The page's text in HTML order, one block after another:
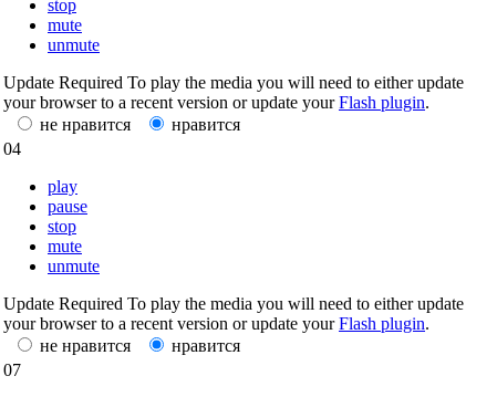
stop
mute
unmute
Update Required To play the media you will need to either update
your browser to a recent version or update yourFlash plugin.
не нравится
нравится
04
play
pause
stop
mute
unmute
Update Required To play the media you will need to either update
your browser to a recent version or update yourFlash plugin.
не нравится
нравится
07